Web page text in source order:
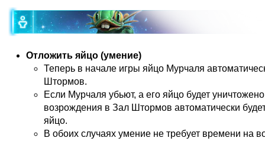
Отложить яйцо (умение)
Теперь в начале игры яйцо Мурчаля
Штормов.
Если Мурчаля убьют, а его яйцо будет
возрождения в Зал Штормов автоматически
яйцо.
В обоих случаях умение не требует времени на